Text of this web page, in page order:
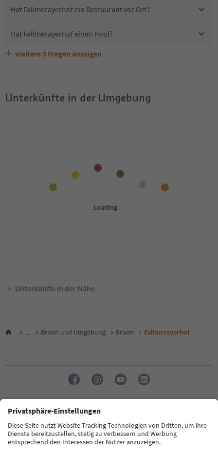
Hat Fallmerayerhof ein Restaurant vor Ort?
Hat Fallmerayerhof einen Pool?
Sind Haustiere in der Unterkunft Fallmerayerhof
Welche Services bietet Fallmerayerhof?
Erhalten die Gäste von Fallmerayerhof einen Südtirol
Weitere 3 Fragen anzeigen
Unterkünfte in der Umgebung
Unterkünfte in der Nähe
... Brixen und Umgebung Brixen Fallmerayerhof
Sprache: Deutsch
FAQ Kontakt Presse MICE Datenschutzerklärung